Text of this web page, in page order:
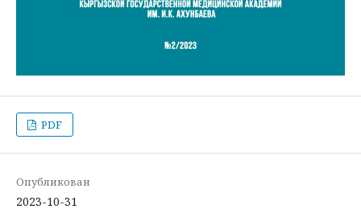
PDF
Опубликован
2023-10-31